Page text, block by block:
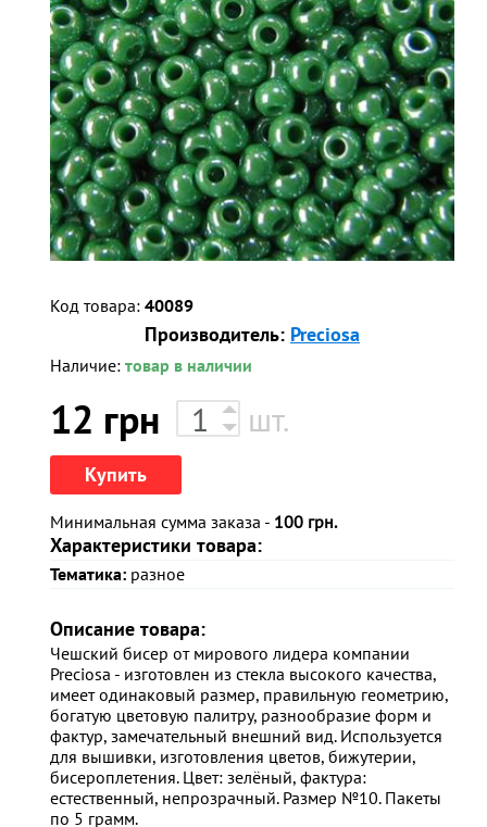
Код товара: 40089
Производитель: Preciosa
Наличие: товар в наличии
12 грн шт.
Купить
Минимальная сумма заказа - 100 грн.
Характеристики товара:
Тематика: разное
Описание товара:
Чешский бисер от мирового лидера компании
Preciosa - изготовлен из стекла высокого качества,
имеет одинаковый размер, правильную геометрию,
богатую цветовую палитру, разнообразие форм и
фактур, замечательный внешний вид. Используется
для вышивки, изготовления цветов, бижутерии,
бисероплетения. Цвет: зелёный, фактура:
естественный, непрозрачный. Размер №10. Пакеты
по 5 грамм.